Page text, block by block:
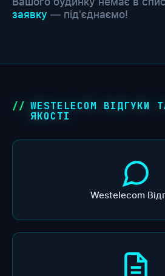
заявку — під'єднаємо!
WESTELECOM ВІДГУКИ
ЯКОСТІ
Westelecom